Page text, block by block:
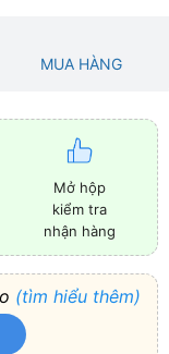
MUA HÀNG
Mở hộp
kiểm tra
nhận hàng
(tìm hiểu thêm)